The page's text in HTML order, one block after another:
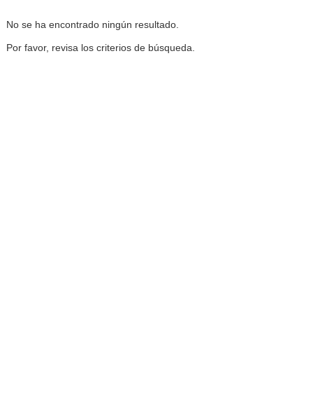
No se ha encontrado ningún resultado.
Por favor, revisa los criterios de búsqueda.